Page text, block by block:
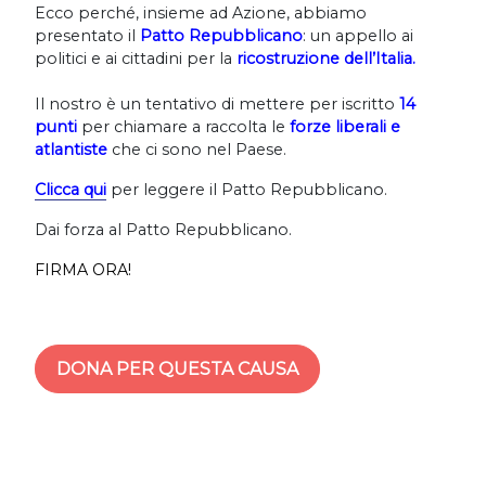
Ecco perché, insieme ad Azione, abbiamo
presentato il Patto Repubblicano: un appello ai
politici e ai cittadini per la ricostruzione dell’Italia.
Il nostro è un tentativo di mettere per iscritto 14
punti per chiamare a raccolta le forze liberali e
atlantiste che ci sono nel Paese.
Clicca qui per leggere il Patto Repubblicano.
Dai forza al Patto Repubblicano.
FIRMA ORA!
DONA PER QUESTA CAUSA